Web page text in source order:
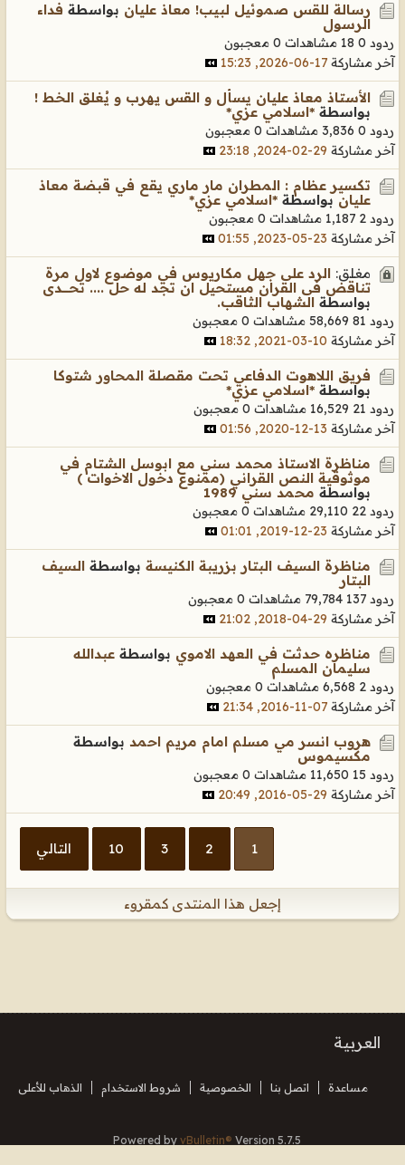
رسالة للقس صموئيل لبيب! معاذ عليان بواسطة فداء
الرسول
ردود 0 18 مشاهدات
0 معجبون
آخر مشاركة 17-06-2026, 15:23
الأستاذ معاذ عليان يسأل و القس يهرب و يُغلق الخط !
بواسطة *اسلامي عزي*
ردود 0 3,836 مشاهدات
0 معجبون
آخر مشاركة 29-02-2024, 23:18
تكسير عظام : المطران مار ماري يقع في قبضة معاذ
عليان بواسطة *اسلامي عزي*
ردود 2 1,187 مشاهدات
0 معجبون
آخر مشاركة 23-05-2023, 01:55
مغلق: الرد على جهل مكاريوس في موضوع لاول مرة
تناقض فى القران مستحيل ان تجد له حل .... تحـــــــدى
بواسطة الشهاب الثاقب.
ردود 81 58,669 مشاهدات
0 معجبون
آخر مشاركة 10-03-2021, 18:32
فريق اللاهوت الدفاعي تحت مقصلة المحاور شتوكا
بواسطة *اسلامي عزي*
ردود 21 16,529 مشاهدات
0 معجبون
آخر مشاركة 13-12-2020, 01:56
مناظرة الاستاذ محمد سني مع ابوسل الشتام في
موثوقية النص القراني (ممنوع دخول الاخوات )
بواسطة محمد سني 1989
ردود 22 29,110 مشاهدات
0 معجبون
آخر مشاركة 23-12-2019, 01:01
مناظرة السيف البتار بزريبة الكنيسة بواسطة السيف
البتار
ردود 137 79,784 مشاهدات
0 معجبون
آخر مشاركة 29-04-2018, 21:02
مناظره حدثت في العهد الاموي بواسطة عبدالله
سليمان المسلم
ردود 2 6,568 مشاهدات
0 معجبون
آخر مشاركة 07-11-2016, 21:34
هروب انسر مي مسلم امام مريم احمد بواسطة
مكسيموس
ردود 15 11,650 مشاهدات
0 معجبون
آخر مشاركة 29-05-2016, 20:49
1
2
3
10 التالي
إجعل هذا المنتدى كمقروء
العربية
مساعدة اتصل بنا الخصوصية شروط الاستخدام الذهاب للأعلى
Powered by vBulletin® Version 5.7.5